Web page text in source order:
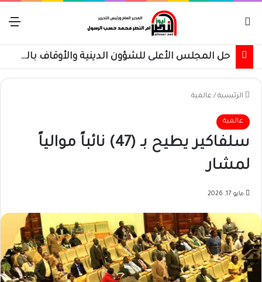
حل المجلس الأعلى للشؤون الدينية والأوقاف بالقضارف
الرئيسية / عالمية
عالمية
سلفاكير يطيح بـ (47) نائباً موالياً
لمشار
مايو 17, 2026